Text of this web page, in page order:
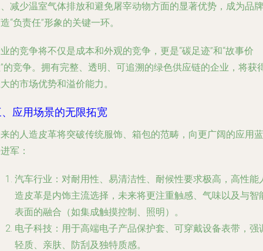
减少温室气体排放和避免屠宰动物方面的显著优势，成为品牌
“负责任”形象的关键一环。
的竞争将不仅是成本和外观的竞争，更是“碳足迹”和“故事价
的竞争。拥有完整、透明、可追溯的绿色供应链的企业，将获
的市场优势和溢价能力。
应用场景的无限拓宽
的人造皮革将突破传统服饰、箱包的范畴，向更广阔的应用蓝
军：
汽车行业 ：对耐用性、易清洁性、耐候性要求极高，高性能
造皮革是内饰主流选择，未来将更注重触感、气味以及与智
表面的融合（如集成触摸控制、照明）。
电子科技 ：用于高端电子产品保护套、可穿戴设备表带，强
轻质、亲肤、防刮及独特质感。